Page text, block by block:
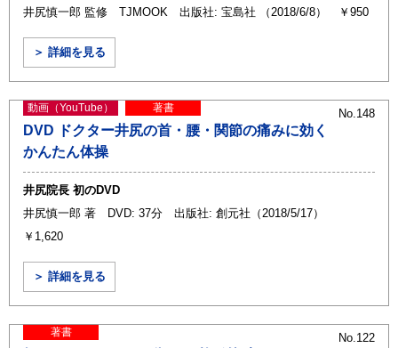
井尻慎一郎 監修 TJMOOK 出版社: 宝島社 （2018/6/8） ￥950
＞ 詳細を見る
動画（YouTube） 著書 No.148
DVD ドクター井尻の首・腰・関節の痛みに効く
かんたん体操
井尻院長 初のDVD
井尻慎一郎 著 DVD: 37分 出版社: 創元社（2018/5/17）
￥1,620
＞ 詳細を見る
著書 No.122